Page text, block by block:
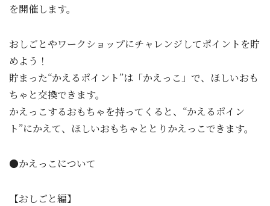
を開催します。
おしごとやワークショップにチャレンジしてポイントを貯
めよう！
貯まった“かえるポイント”は「かえっこ」で、ほしいおも
ちゃと交換できます。
かえっこするおもちゃを持ってくると、“かえるポイン
ト”にかえて、ほしいおもちゃととりかえっこできます。
●かえっこについて
【おしごと編】